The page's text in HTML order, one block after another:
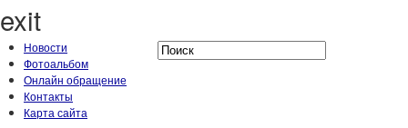
exit
Новости
Фотоальбом
Онлайн обращение
Контакты
Карта сайта